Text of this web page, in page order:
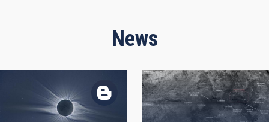
News